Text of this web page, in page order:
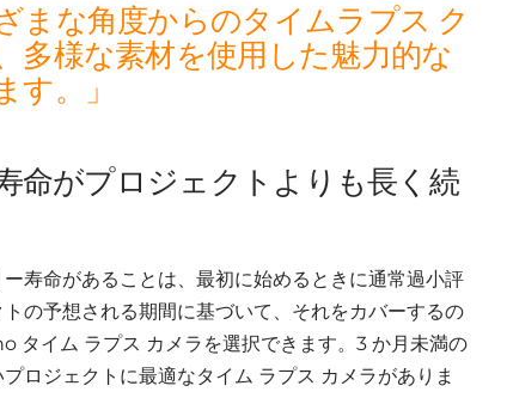
まな角度からのタイムラプス ク
多様な素材を使用した魅力的な
す。」
命がプロジェクトよりも長く続
寿命があることは、最初に始めるときに通常過小評
の予想される期間に基づいて、それをカバーするの
タイム ラプス カメラを選択できます。3 か月未満の
ロジェクトに最適なタイム ラプス カメラがありま